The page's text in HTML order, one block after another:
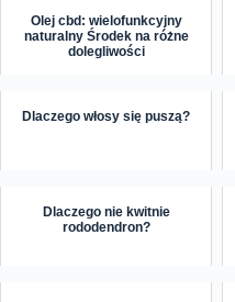
Olej cbd: wielofunkcyjny
naturalny Środek na różne
dolegliwości
Dlaczego włosy się puszą?
Dlaczego nie kwitnie
rododendron?